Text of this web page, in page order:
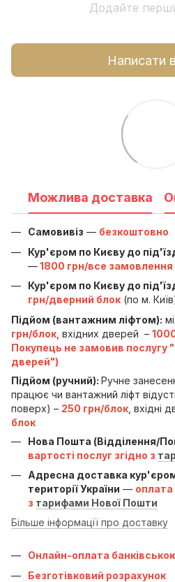
Додайте
Написати
Можлива доставка
Самовивіз — безкоштовно
Кур'єром по Києву до
—1800 грн/все замовлення
Кур'єром по Києву до
грн/дверний блок (по м.
Підйом (вантажним ліфтом):
грн/блок , вхідних дверей –
Покупець не замовив послугу
дверей")
Підйом (ручний): Ручне
працює чи вантажний ліфт
поверх) – 250 грн/блок , вхідні
блок
Нова Пошта (Відділення/
вартості послуг згідно з
Адресна доставка
території України — оплата
з тарифами Нової Пошти
Більше інформації про доставку
Онлайн-оплата
Безготівковий розрахунок